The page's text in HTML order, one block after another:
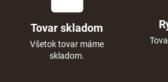
Tovar skladom
Všetok tovar máme
skladom.